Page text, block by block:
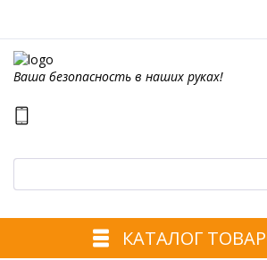
Ваша безопасность в наших руках!
КАТАЛОГ